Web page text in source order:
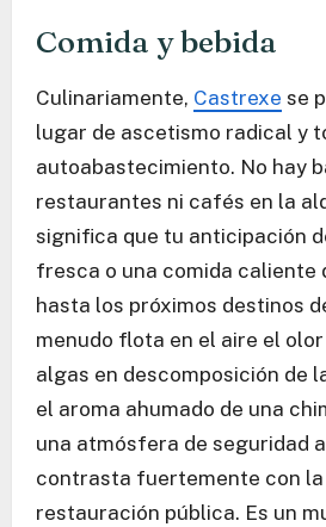
Comida y bebida
Culinariamente, Castrexe se
lugar de ascetismo radical y
autoabastecimiento. No hay
restaurantes ni cafés en la
significa que tu anticipación
fresca o una comida caliente
hasta los próximos destinos
menudo flota en el aire el
algas en descomposición de
el aroma ahumado de una
una atmósfera de seguridad
contrasta fuertemente con la
restauración pública. Es un